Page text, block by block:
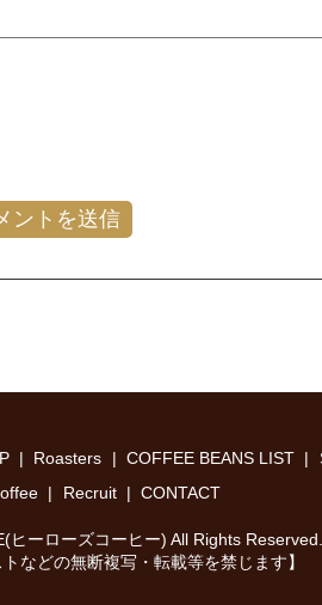
Roasters COFFEE BEANS LIST
Recruit CONTACT
ーローズコーヒー) All Rights Reserved.
などの無断複写・転載等を禁じます】